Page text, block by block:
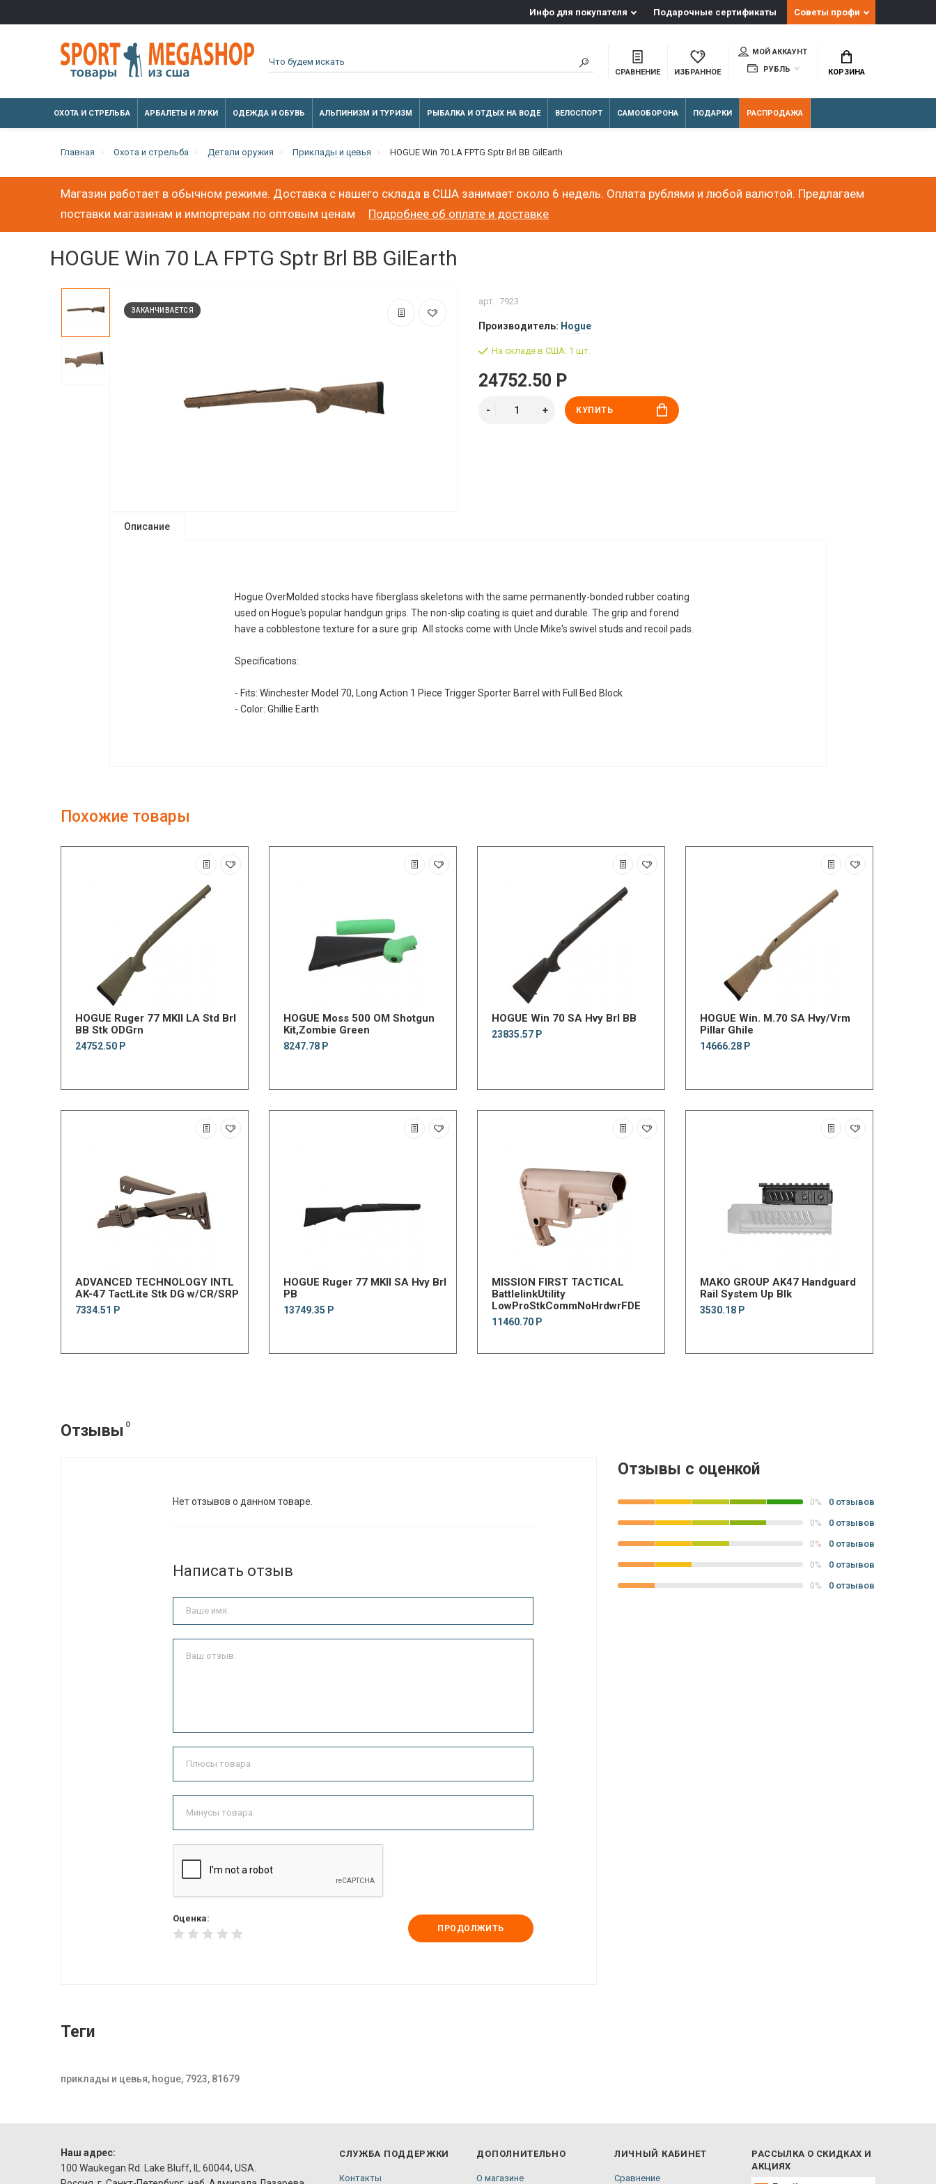
Инфо для покупателя Подарочные сертификаты Советы профи
СРАВНЕНИЕ ИЗБРАННОЕ
МОЙ АККАУНТ
РУБЛЬ
КОРЗИНА
ОХОТА И СТРЕЛЬБА АРБАЛЕТЫ И ЛУКИ ОДЕЖДА И ОБУВЬ АЛЬПИНИЗМ И ТУРИЗМ РЫБАЛКА И ОТДЫХ НА ВОДЕ ВЕЛОСПОРТ САМООБОРОНА ПОДАРКИ РАСПРОДАЖА
Главная Охота и стрельба Детали оружия Приклады и цевья HOGUE Win 70 LA FPTG Sptr Brl BB GilEarth
Магазин работает в обычном режиме. Доставка с нашего склада в США занимает около 6 недель. Оплата рублями и любой валютой. Предлагаем
поставки магазинам и импортерам по оптовым ценам
Подробнее об оплате и доставке
HOGUE Win 70 LA FPTG Sptr Brl BB GilEarth
ЗАКАНЧИВАЕТСЯ
арт.: 7923
Производитель: Hogue
На складе в США: 1 шт.
24752.50 Р
КУПИТЬ
Описание
Hogue OverMolded stocks have fiberglass skeletons with the same permanently-bonded rubber coating
used on Hogue's popular handgun grips. The non-slip coating is quiet and durable. The grip and forend
have a cobblestone texture for a sure grip. All stocks come with Uncle Mike's swivel studs and recoil pads.
Specifications:
- Fits: Winchester Model 70, Long Action 1 Piece Trigger Sporter Barrel with Full Bed Block
- Color: Ghillie Earth
Похожие товары
HOGUE Ruger 77 MKII LA Std Brl
BB Stk ODGrn
24752.50 Р
HOGUE Moss 500 OM Shotgun
Kit,Zombie Green
8247.78 Р
HOGUE Win 70 SA Hvy Brl BB
23835.57 Р
HOGUE Win. M.70 SA Hvy/Vrm
Pillar Ghile
14666.28 Р
ADVANCED TECHNOLOGY INTL
AK-47 TactLite Stk DG w/CR/SRP
7334.51 Р
HOGUE Ruger 77 MKII SA Hvy Brl
PB
13749.35 Р
MISSION FIRST TACTICAL
BattlelinkUtility
LowProStkCommNoHrdwrFDE
11460.70 Р
MAKO GROUP AK47 Handguard
Rail System Up Blk
3530.18 Р
Отзывы 0
Нет отзывов о данном товаре.
Написать отзыв
Оценка:
ПРОДОЛЖИТЬ
Отзывы с оценкой
0% 0 отзывов
0% 0 отзывов
0% 0 отзывов
0% 0 отзывов
0% 0 отзывов
Теги
приклады и цевья, hogue, 7923, 81679
Наш адрес:
100 Waukegan Rd. Lake Bluff, IL 60044, USA.
СЛУЖБА ПОДДЕРЖКИ
Контакты
ДОПОЛНИТЕЛЬНО
О магазине
ЛИЧНЫЙ КАБИНЕТ
Сравнение
РАССЫЛКА О СКИДКАХ И
АКЦИЯХ